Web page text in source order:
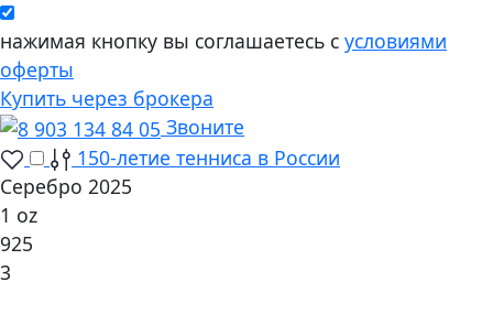
нажимая кнопку вы соглашаетесь с условиями
оферты
Купить через брокера
Звоните
150-летие тенниса в России
Серебро 2025
1 oz
925
3